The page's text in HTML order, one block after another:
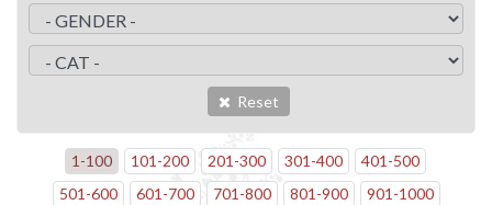
Reset
1-100 101-200 201-300 301-400 401-500
501-600 601-700 701-800 801-900 901-1000